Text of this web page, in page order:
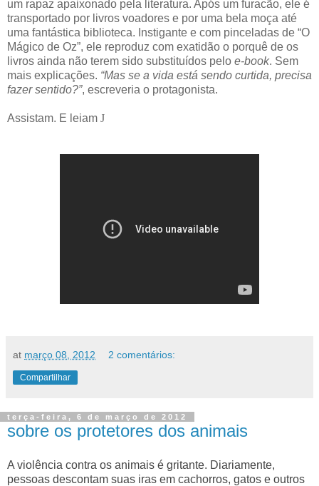
um rapaz apaixonado pela literatura. Após um furacão, ele é
transportado por livros voadores e por uma bela moça até
uma fantástica biblioteca. Instigante e com pinceladas de “O
Mágico de Oz”, ele reproduz com exatidão o porquê de os
livros ainda não terem sido substituídos pelo e-book. Sem
mais explicações. “Mas se a vida está sendo curtida, precisa
fazer sentido?”, escreveria o protagonista.
Assistam. E leiam J
at março 08, 2012 2 comentários:
Compartilhar
terça-feira, 6 de março de 2012
sobre os protetores dos animais
A violência contra os animais é gritante. Diariamente,
pessoas descontam suas iras em cachorros, gatos e outros